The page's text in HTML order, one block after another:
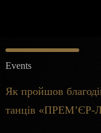
Events
Як пройшов
танців